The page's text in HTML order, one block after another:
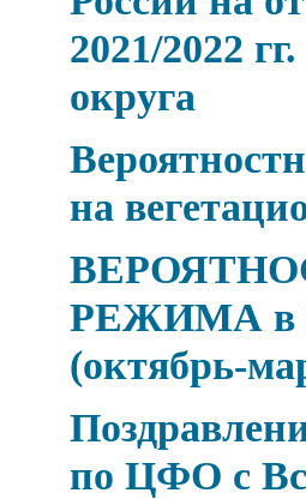
2021/2022
округа
на
РЕЖИМА в
(октябрь-
по ЦФО с